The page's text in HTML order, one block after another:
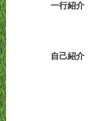
一行紹介
自己紹介